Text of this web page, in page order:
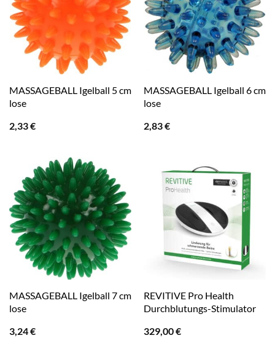
MASSAGEBALL Igelball 5 cm
lose
2,33€
MASSAGEBALL Igelball 6 cm
lose
2,83€
MASSAGEBALL Igelball 7 cm
lose
3,24€
REVITIVE Pro Health
Durchblutungs-Stimulator
329,00€